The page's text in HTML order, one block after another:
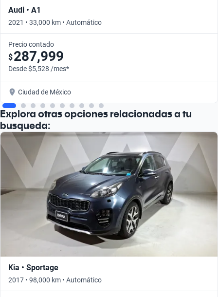
Audi • A1
2021 • 33,000 km • Automático
Precio contado
$287,999
Desde $5,528 /mes*
Ciudad de México
Explora otras opciones relacionadas a tu
busqueda:
Kia • Sportage
2017 • 98,000 km • Automático